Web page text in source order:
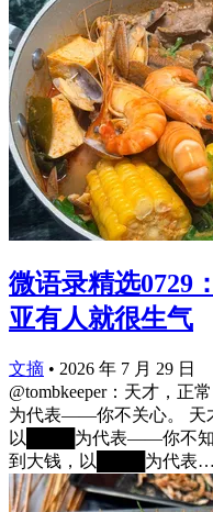
微语录精选0729
亚有人就很生气
文摘 • 2026 年 7 月 29 日
@tombkeeper：天才，正
为代表——你不关心。 天
以████为代表——你不知
到大钱，以████为代表…